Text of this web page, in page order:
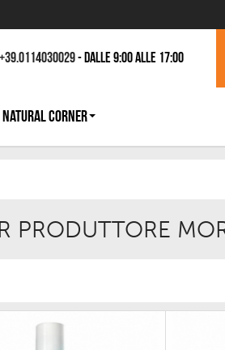
+39.0114030029- dalle 9:00 alle 17:00
NATURAL CORNER
PRODUTTORE